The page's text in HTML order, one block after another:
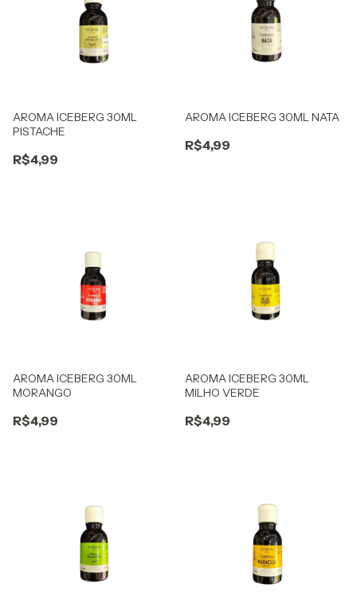
AROMA ICEBERG 30ML
PISTACHE
R$4,99
AROMA ICEBERG 30ML NATA
R$4,99
AROMA ICEBERG 30ML
MORANGO
R$4,99
AROMA ICEBERG 30ML
MILHO VERDE
R$4,99